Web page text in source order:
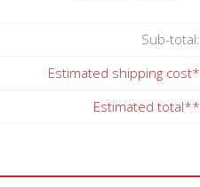
Sub-total:
Estimated shipping cost*
Estimated total**